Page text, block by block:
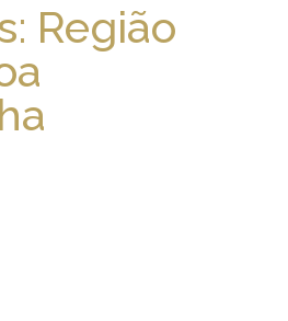
Região